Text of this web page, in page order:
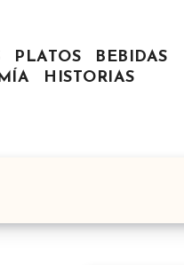
PLATOS
BEBIDAS
HISTORIAS